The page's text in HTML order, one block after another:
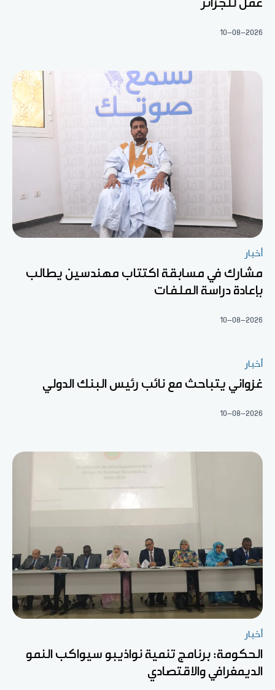
عمل للجزائر
10-08-2026
أخبار
مشارك في مسابقة اكتتاب مهندسين يطالب
بإعادة دراسة الملفات
10-08-2026
أخبار
غزواني يتباحث مع نائب رئيس البنك الدولي
10-08-2026
أخبار
الحكومة: برنامج تنمية نواذيبو سيواكب النمو
الديمغرافي والاقتصادي